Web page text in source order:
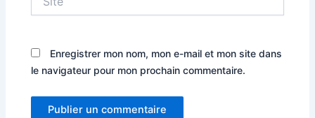
Enregistrer mon nom, mon e-mail et mon site dans
le navigateur pour mon prochain commentaire.